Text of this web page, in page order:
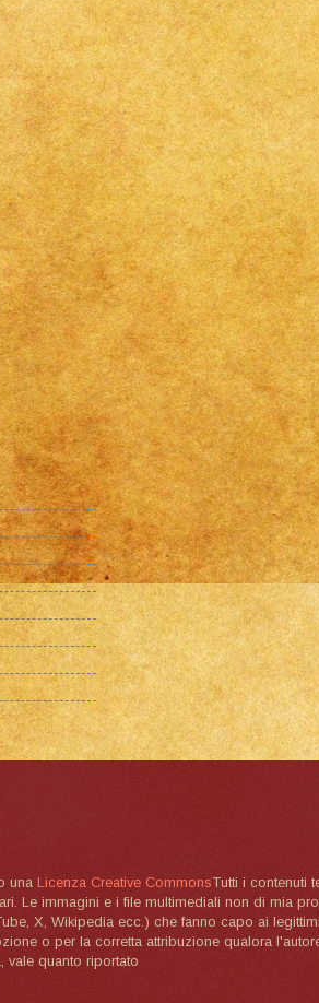
una Licenza Creative CommonsTutti i contenuti
Le immagini e i file multimediali non di mia
X, Wikipedia ecc.) che fanno capo ai
o per la corretta attribuzione qualora
vale quanto riportato